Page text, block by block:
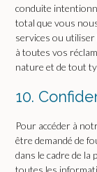
conduite
total que vous
services ou utiliser
à toutes vos
nature et de tout
10.
Pour accéder à
être demandé de
dans le cadre de la
toutes les